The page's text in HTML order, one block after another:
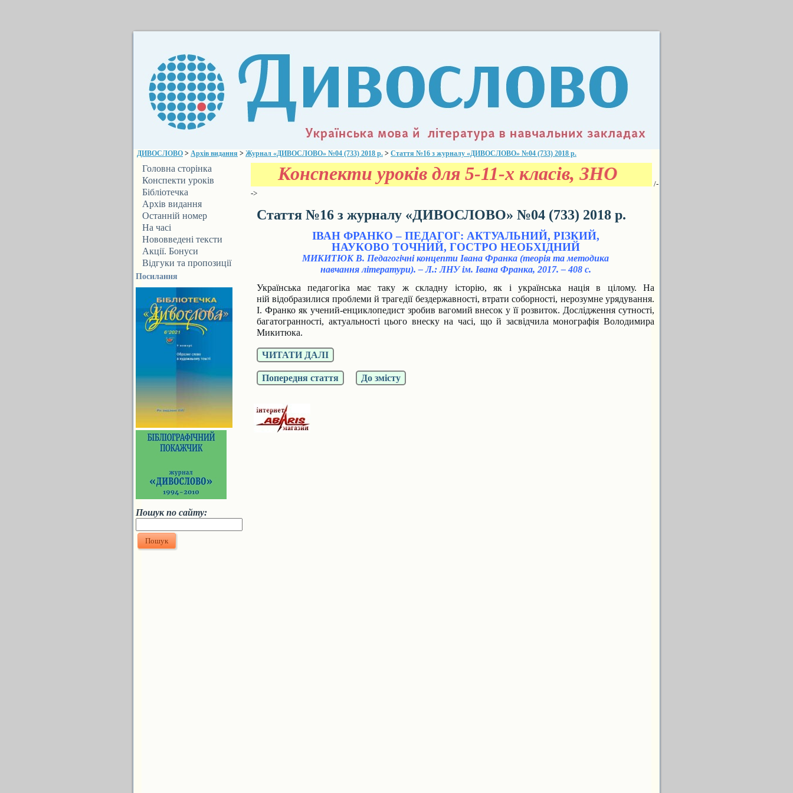
ДИВОСЛОВО > Архів видання > Журнал «ДИВОСЛОВО» №04 (733) 2018 р. > Стаття №16 з журналу «ДИВОСЛОВО» №04 (733) 2018 р.
Головна сторінка
Конспекти уроків
Бібліотечка
ДИВОСЛОВА
Архів видання
Останній номер
На часі
Нововведені тексти
Акції. Бонуси
Відгуки та пропозиції
Посилання
Пошук по сайту:
Конспекти уроків для 5-11-х класів, ЗНО
/-
->
Стаття №16 з журналу «ДИВОСЛОВО» №04 (733) 2018 р.
ІВАН ФРАНКО – ПЕДАГОГ: АКТУАЛЬНИЙ, РІЗКИЙ,
НАУКОВО ТОЧНИЙ, ГОСТРО НЕОБХІДНИЙ
МИКИТЮК В. Педагогічні концепти Івана Франка (теорія та методика
навчання літератури). – Л.: ЛНУ ім. Івана Франка, 2017. – 408 с.
Українська педагогіка маєтаку ж складну історію, як іукраїнська нація в цілому. На
нійвідобразилися проблеми й трагедії бездержавності, втрати соборності, нерозумне урядування.
І. Франко як учений-енциклопедист зробив вагомий внесоку її розвиток. Дослідження сутності,
багатогранності, актуальності цього внеску на часі, що й засвідчила монографія Володимира
Микитюка.
ЧИТАТИ ДАЛІ
Попередня стаття До змісту